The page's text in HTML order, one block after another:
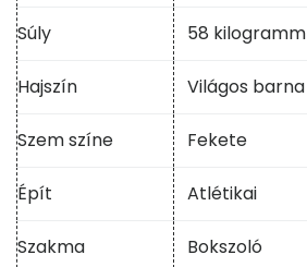
Súly 58 kilogramm
Hajszín Világos barna
Szem színe Fekete
Épít Atlétikai
Szakma Bokszoló